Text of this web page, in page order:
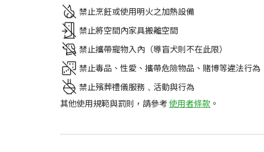
禁止烹飪或使用明火之加熱設備
禁止將空間內家具搬離空間
禁止攜帶寵物入內（導盲犬則不在此限）
禁止毒品、性愛、攜帶危險物品、賭博等違法行為
禁止殯葬禮儀服務﹑活動與行為
其他使用規範與罰則，請參考使用者條款 。